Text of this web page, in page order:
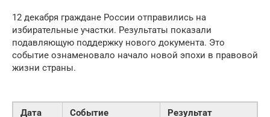
12 декабря граждане России отправились на
избирательные участки. Результаты показали
подавляющую поддержку нового документа. Это
событие ознаменовало начало новой эпохи в правовой
жизни страны.
Дата Событие
Результат